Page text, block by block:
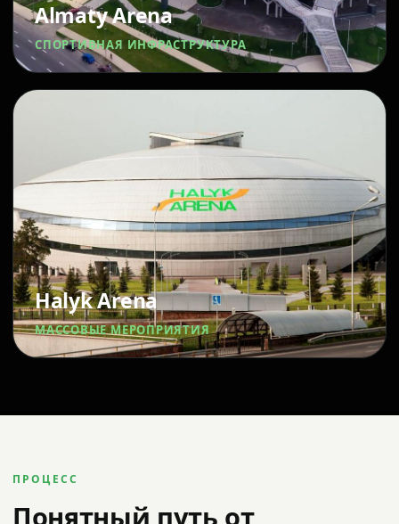
Almaty Arena
СПОРТИВНАЯ ИНФРАСТРУКТУРА
Halyk Arena
МАССОВЫЕ МЕРОПРИЯТИЯ
ПРОЦЕСС
Понятный путь от